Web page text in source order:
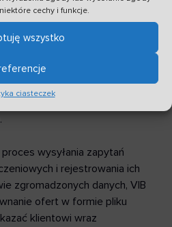
cechy i funkcje.
wszystko
ciasteczek
Broker to także automatyzacja
slipów brokerskich. System
ryzyk i rozszerzeń,
łatwo zestawiać ryzyka,
ubezpieczenia, a następnie
wysyłania zapytań
i rejestrowania ich
zgromadzonych danych, VIB
ofert w formie pliku
klientowi wraz